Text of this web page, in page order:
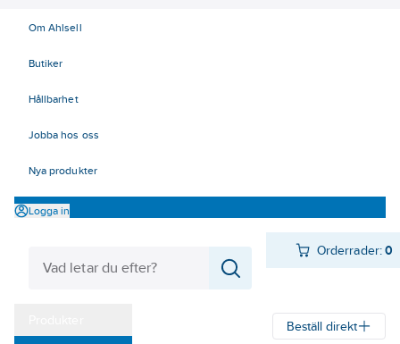
Om Ahlsell
Butiker
Hållbarhet
Jobba hos oss
Nya produkter
Logga in
Orderrader:0
Beställ direkt